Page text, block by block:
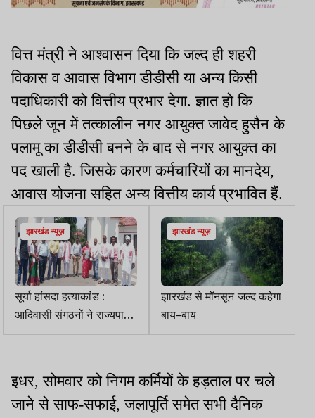
वित्त मंत्री ने आश्वासन दिया कि जल्द ही शहरी
विकास व आवास विभाग डीडीसी या अन्य किसी
पदाधिकारी को वित्तीय प्रभार देगा. ज्ञात हो कि
पिछले जून में तत्कालीन नगर आयुक्त जावेद हुसैन के
पलामू का डीडीसी बनने के बाद से नगर आयुक्त का
पद खाली है. जिसके कारण कर्मचारियों का मानदेय,
आवास योजना सहित अन्य वित्तीय कार्य प्रभावित हैं.
झारखंड न्यूज़
सूर्या हांसदा हत्याकांड :
आदिवासी संगठनों ने राज्यपाल
को सौंपा ज्ञापन
झारखंड न्यूज़
झारखंड से मॉनसून जल्द कहेगा
बाय-बाय
इधर, सोमवार को निगम कर्मियों के हड़ताल पर चले
जाने से साफ-सफाई, जलापूर्ति समेत सभी दैनिक